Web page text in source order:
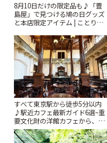
8月10日だけの限定品も♪「豊
島屋」で見つける鳩の日グッズ
と本店限定アイテム | ことりっ
すべて東京駅から徒歩5分以内
♪駅近カフェ最新ガイド6選~重
要文化財の洋館カフェから、改
札すぐのレトロ喫茶まで~ | こと
りっぷ